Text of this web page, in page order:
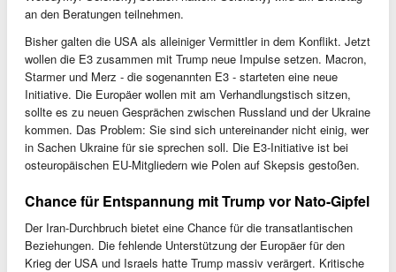
an den Beratungen teilnehmen.
Bisher galten die USA als alleiniger Vermittler in dem Konflikt. Jetzt
wollen die E3 zusammen mit Trump neue Impulse setzen. Macron,
Starmer und Merz - die sogenannten E3 - starteten eine neue
Initiative. Die Europäer wollen mit am Verhandlungstisch sitzen,
sollte es zu neuen Gesprächen zwischen Russland und der Ukraine
kommen. Das Problem: Sie sind sich untereinander nicht einig, wer
in Sachen Ukraine für sie sprechen soll. Die E3-Initiative ist bei
osteuropäischen EU-Mitgliedern wie Polen auf Skepsis gestoßen.
Chance für Entspannung mit Trump vor Nato-Gipfel
Der Iran-Durchbruch bietet eine Chance für die transatlantischen
Beziehungen. Die fehlende Unterstützung der Europäer für den
Krieg der USA und Israels hatte Trump massiv verärgert. Kritische